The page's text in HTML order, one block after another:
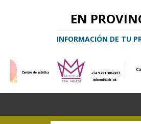
EN
INFORMACIÓN DE TU